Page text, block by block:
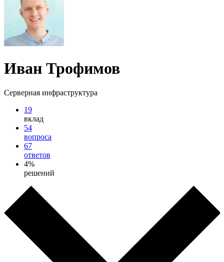
Иван Трофимов
Серверная инфраструктура
19
вклад
54
вопроса
67
ответов
4%
решений